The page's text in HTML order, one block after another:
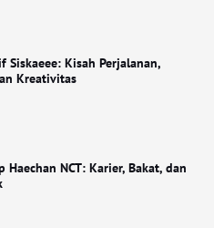
Siskaeee: Kisah Perjalanan,
Kreativitas
Haechan NCT: Karier, Bakat, dan